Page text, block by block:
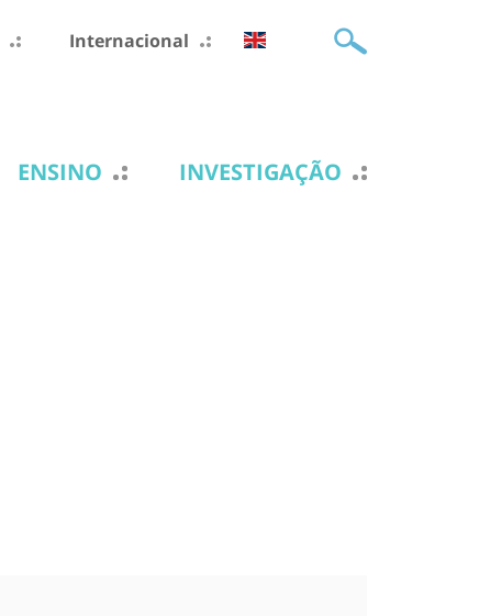
Internacional
ENSINO INVESTIGAÇÃO